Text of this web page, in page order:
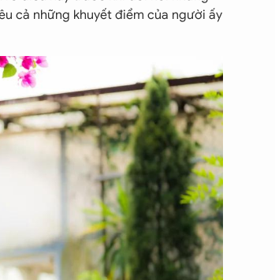
cả những khuyết điểm của người ấy